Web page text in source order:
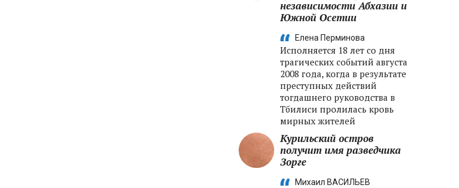
независимости Абхазии и
Южной Осетии
Елена Перминова
Исполняется 18 лет со дня
трагических событий августа
2008 года, когда в результате
преступных действий
тогдашнего руководства в
Тбилиси пролилась кровь
мирных жителей
Курильский остров
получит имя разведчика
Зорге
Михаил ВАСИЛЬЕВ